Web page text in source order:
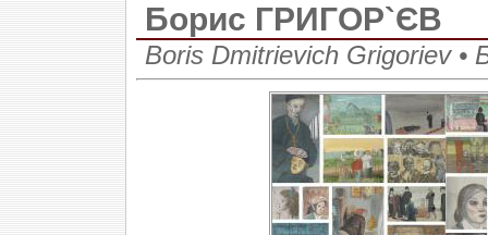
Борис ГРИГОР`ЄВ
Boris Dmitrievich Grigoriev